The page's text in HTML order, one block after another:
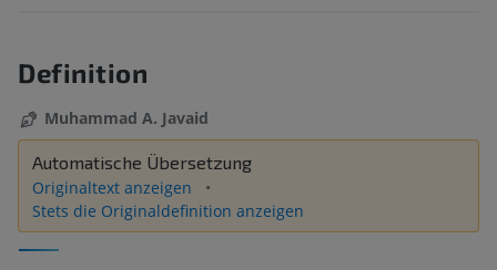
Definition
Muhammad A. Javaid
Automatische Übersetzung
Originaltext anzeigen
Stets die Originaldefinition anzeigen